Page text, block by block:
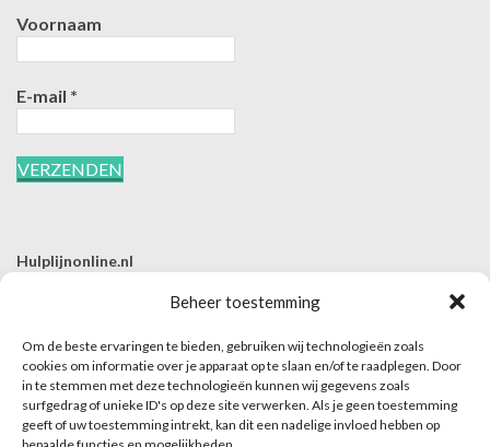
Beheer toestemming
Om de beste ervaringen te bieden, gebruiken wij technologieën zoals
cookies om informatie over je apparaat op te slaan en/of te raadplegen. Door
in te stemmen met deze technologieën kunnen wij gegevens zoals
surfgedrag of unieke ID's op deze site verwerken. Als je geen toestemming
geeft of uw toestemming intrekt, kan dit een nadelige invloed hebben op
Voornaam
E-mail *
Hulplijnonline.nl
E | info@hulplijnonline.nl
Contactformulier
Over Hulplijnonline.nl
Het team van Hulplijnonline.nl